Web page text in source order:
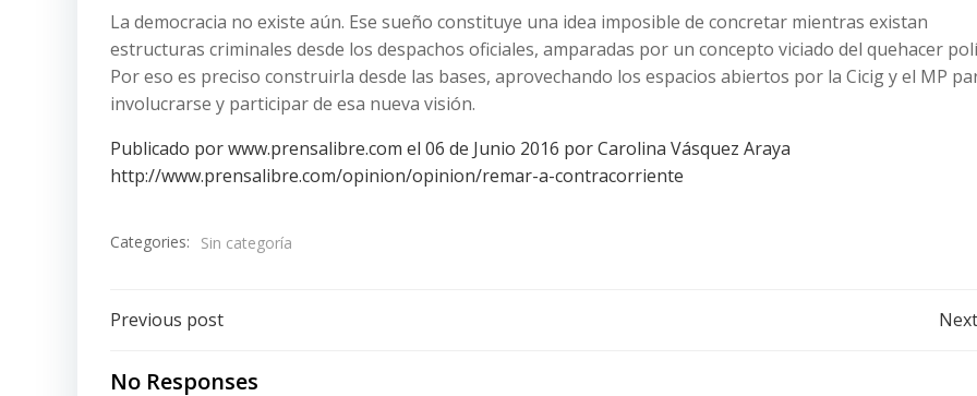
La democracia no existe aún. Ese sueño constituye una idea imposible de concretar mientras existan
estructuras criminales desde los despachos oficiales, amparadas por un concepto viciado del quehacer
Por eso es preciso construirla desde las bases, aprovechando los espacios abiertos por la Cicig y el MP
involucrarse y participar de esa nueva visión.
Publicado por www.prensalibre.com el 06 de Junio 2016 por Carolina Vásquez Araya
http://www.prensalibre.com/opinion/opinion/remar-a-contracorriente
Categories: Sin categoría
Post
navigation
Previous post
No Responses